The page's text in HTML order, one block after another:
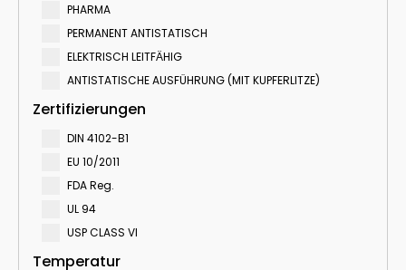
PHARMA
PERMANENT ANTISTATISCH
ELEKTRISCH LEITFӒHIG
ANTISTATISCHE AUSFÜHRUNG (MIT KUPFERLITZE)
Zertifizierungen
DIN 4102-B1
EU 10/2011
FDA Reg.
UL 94
USP CLASS VI
Temperatur